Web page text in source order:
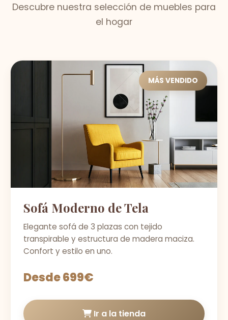
Descubre nuestra selección de muebles para
el hogar
MÁS VENDIDO
Sofá Moderno de Tela
Elegante sofá de 3 plazas con tejido
transpirable y estructura de madera maciza.
Confort y estilo en uno.
Desde 699€
Ir a la tienda